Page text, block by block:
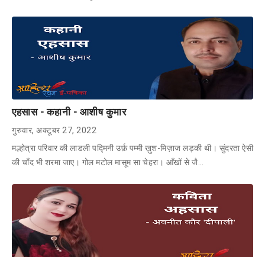
एहसास - कहानी - आशीष कुमार
गुरुवार, अक्टूबर 27, 2022
मल्होत्रा परिवार की लाडली पद्मिनी उर्फ़ पम्मी ख़ुश-मिज़ाज लड़की थी। सुंदरता ऐसी
की चाँद भी शरमा जाए। गोल मटोल मासूम सा चेहरा। आँखों से जै…